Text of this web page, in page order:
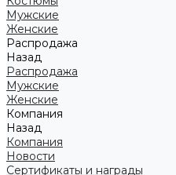
Мужские
Женские
Распродажа
Назад
Распродажа
Мужские
Женские
Компания
Назад
Компания
Новости
Сертификаты и награды